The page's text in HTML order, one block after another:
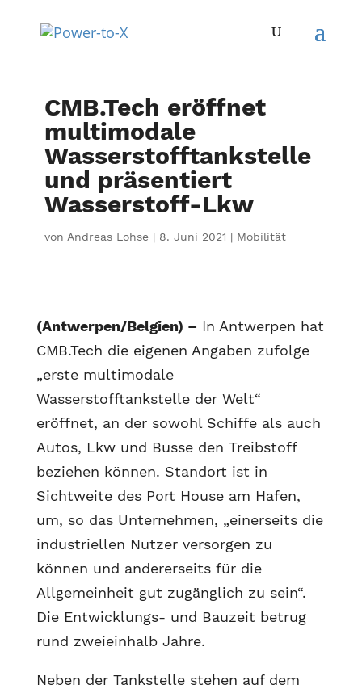
CMB.Tech eröffnet
multimodale
Wasserstofftankstelle
und präsentiert
Wasserstoff-Lkw
von Andreas Lohse| 8. Juni 2021 | Mobilität
(Antwerpen/Belgien) – In Antwerpen hat
CMB.Tech die eigenen Angaben zufolge
„erste multimodale
Wasserstofftankstelle der Welt“
eröffnet, an der sowohl Schiffe als auch
Autos, Lkw und Busse den Treibstoff
beziehen können. Standort ist in
Sichtweite des Port House am Hafen,
um, so das Unternehmen, „einerseits die
industriellen Nutzer versorgen zu
können und andererseits für die
Allgemeinheit gut zugänglich zu sein“.
Die Entwicklungs- und Bauzeit betrug
rund zweieinhalb Jahre.
Neben der Tankstelle stehen auf dem